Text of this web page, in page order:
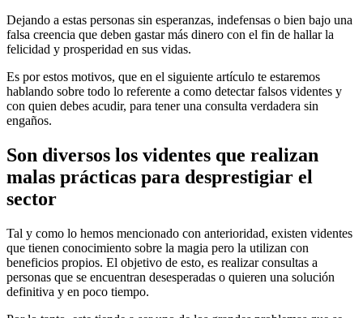
Dejando a estas personas sin esperanzas, indefensas o bien bajo una
falsa creencia que deben gastar más dinero con el fin de hallar la
felicidad y prosperidad en sus vidas.
Es por estos motivos, que en el siguiente artículo te estaremos
hablando sobre todo lo referente a como detectar falsos videntes y
con quien debes acudir, para tener una consulta verdadera sin
engaños.
Son diversos los videntes que realizan
malas prácticas para desprestigiar el
sector
Tal y como lo hemos mencionado con anterioridad, existen videntes
que tienen conocimiento sobre la magia pero la utilizan con
beneficios propios. El objetivo de esto, es realizar consultas a
personas que se encuentran desesperadas o quieren una solución
definitiva y en poco tiempo.